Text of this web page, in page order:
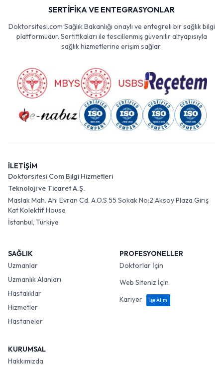
SERTİFİKA VE ENTEGRASYONLAR
Doktorsitesi.com Sağlık Bakanlığı onaylı ve entegreli bir sağlık bilgi
platformudur. Sertifikaları ile tescillenmiş güvenilir altyapısıyla
sağlık hizmetlerine erişim sağlar.
İLETİŞİM
Doktorsitesi Com Bilgi Hizmetleri
Teknoloji ve Ticaret A.Ş.
Maslak Mah. Ahi Evran Cd. A.O.S 55 Sokak No:2 Aksoy Plaza Giriş
Kat Kolektif House
İstanbul, Türkiye
SAĞLIK
Uzmanlar
Uzmanlık Alanları
Hastalıklar
Hizmetler
Hastaneler
PROFESYONELLER
Doktorlar İçin
Web Siteniz İçin
Kariyer
İşe Alım
KURUMSAL
Hakkımızda